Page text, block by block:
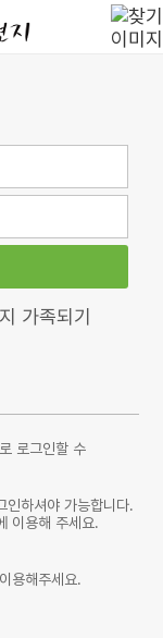
가족되기
로그인할 수
인하셔야 가능합니다.
이용해 주세요.
용해주세요.